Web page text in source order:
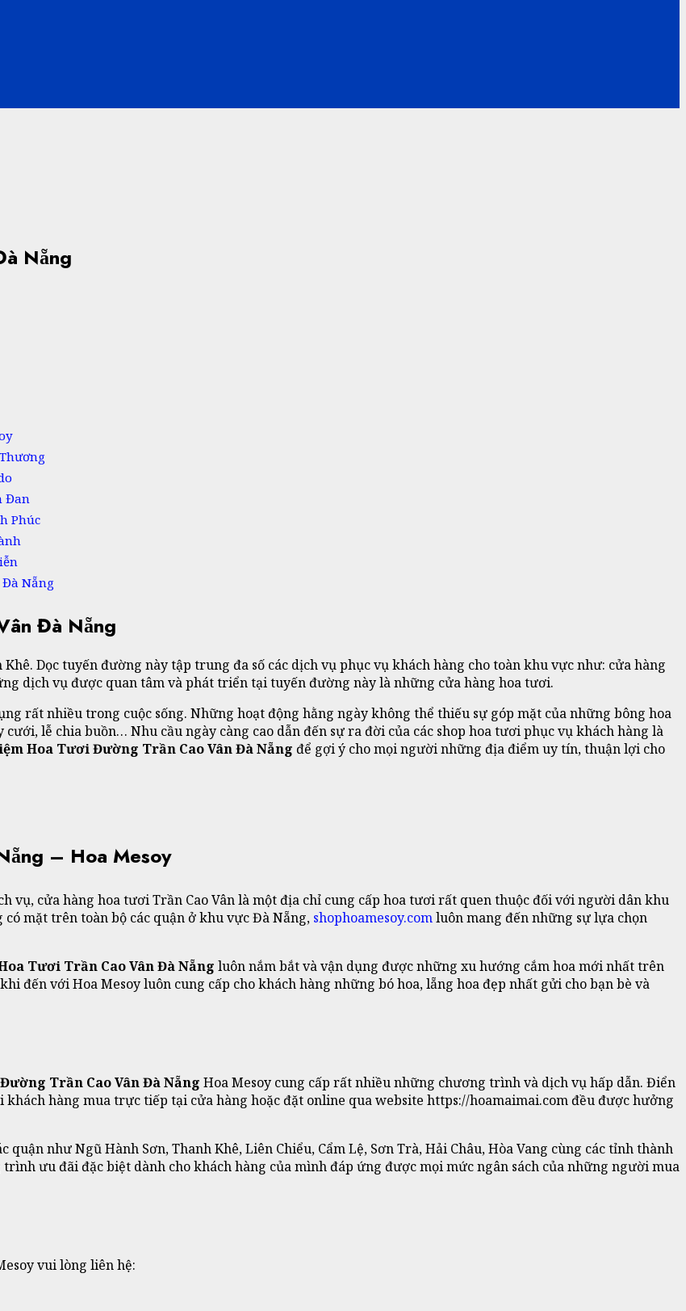
Nẵng
Đan
Phúc
Nẵng
Đà Nẵng
Dọc tuyến đường này tập trung đa số các dịch vụ phục vụ khách hàng cho toàn khu vực như: cửa hàng
dịch vụ được quan tâm và phát triển tại tuyến đường này là những cửa hàng hoa tươi.
rất nhiều trong cuộc sống. Những hoạt động hằng ngày không thể thiếu sự góp mặt của những bông hoa
lễ chia buồn… Nhu cầu ngày càng cao dẫn đến sự ra đời của các shop hoa tươi phục vụ khách hàng là
Hoa Tươi Đường Trần Cao Vân Đà Nẵng để gợi ý cho mọi người những địa điểm uy tín, thuận lợi cho
– Hoa Mesoy
vụ, cửa hàng hoa tươi Trần Cao Vân là một địa chỉ cung cấp hoa tươi rất quen thuộc đối với người dân khu
mặt trên toàn bộ các quận ở khu vực Đà Nẵng, shophoamesoy.comluôn mang đến những sự lựa chọn
Tươi Trần Cao Vân Đà Nẵng luôn nắm bắt và vận dụng được những xu hướng cắm hoa mới nhất trên
đến với Hoa Mesoy luôn cung cấp cho khách hàng những bó hoa, lẵng hoa đẹp nhất gửi cho bạn bè và
Trần Cao Vân Đà Nẵng Hoa Mesoy cung cấp rất nhiều những chương trình và dịch vụ hấp dẫn. Điển
hàng mua trực tiếp tại cửa hàng hoặc đặt online qua website https://hoamaimai.com đều được hưởng
quận như Ngũ Hành Sơn, Thanh Khê, Liên Chiểu, Cẩm Lệ, Sơn Trà, Hải Châu, Hòa Vang cùng các tỉnh thành
ưu đãi đặc biệt dành cho khách hàng của mình đáp ứng được mọi mức ngân sách của những người mua
vui lòng liên hệ: